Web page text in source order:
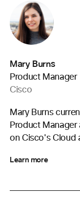
Mary Burns
Product Manager
Cisco
Mary Burns
Product
on Cisco's Cloud
Learn more